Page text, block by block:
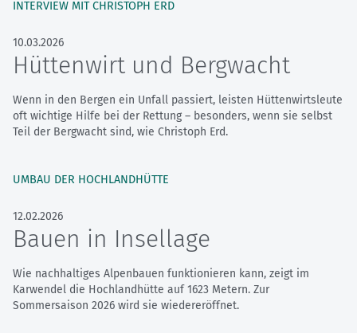
INTERVIEW MIT CHRISTOPH ERD
10.03.2026
Hüttenwirt und Bergwacht
Wenn in den Bergen ein Unfall passiert, leisten Hüttenwirtsleute
oft wichtige Hilfe bei der Rettung – besonders, wenn sie selbst
Teil der Bergwacht sind, wie Christoph Erd.
UMBAU DER HOCHLANDHÜTTE
12.02.2026
Bauen in Insellage
Wie nachhaltiges Alpenbauen funktionieren kann, zeigt im
Karwendel die Hochlandhütte auf 1623 Metern. Zur
Sommersaison 2026 wird sie wiedereröffnet.